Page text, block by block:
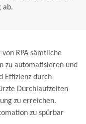
ab.
RPA sämtliche
zu automatisieren und
Effizienz durch
Durchlaufzeiten
zu erreichen.
zu spürbar